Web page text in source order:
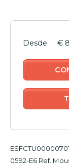
0592-E6 Ref.
€